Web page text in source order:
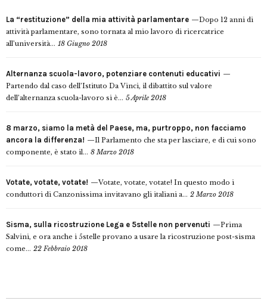
La “restituzione” della mia attività parlamentare
Dopo 12 anni di
attività parlamentare, sono tornata al mio lavoro di ricercatrice
all’università... 18 Giugno 2018
Alternanza scuola-lavoro, potenziare contenuti educativi
Partendo dal caso dell’Istituto Da Vinci, il dibattito sul valore
dell’alternanza scuola-lavoro si è... 5 Aprile 2018
8 marzo, siamo la metà del Paese, ma, purtroppo, non facciamo
ancora la differenza!
Il Parlamento che sta per lasciare, e di cui sono
componente, è stato il... 8 Marzo 2018
Votate, votate, votate!
Votate, votate, votate! In questo modo i
conduttori di Canzonissima invitavano gli italiani a... 2 Marzo 2018
Sisma, sulla ricostruzione Lega e 5stelle non pervenuti
Prima
Salvini, e ora anche i 5stelle provano a usare la ricostruzione post-sisma
come... 22 Febbraio 2018